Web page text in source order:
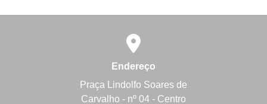
Endereço
Praça Lindolfo Soares de
Carvalho - nº 04 - Centro